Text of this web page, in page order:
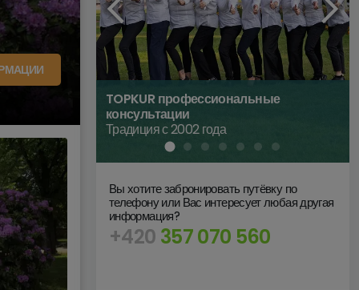
TOPKUR профессиональные
консультации
Традиция с 2002 года
Вы хотите забронировать путёвку по
телефону или Вас интересует любая другая
информация?
+420 357 070 560